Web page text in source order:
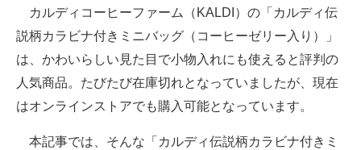
ITの今と未来を見通す
スマホと通信の最新トレンド
進化するPCとデバイスの未来
好きが集まる 比べて選べる
カルディコーヒーファーム（KALDI）の「カルディ伝
説柄カラビナ付きミニバッグ（コーヒーゼリー入り）」
は、かわいらしい見た目で小物入れにも使えると評判の
人気商品。たびたび在庫切れとなっていましたが、現在
はオンラインストアでも購入可能となっています。
本記事では、そんな「カルディ伝説柄カラビナ付きミ